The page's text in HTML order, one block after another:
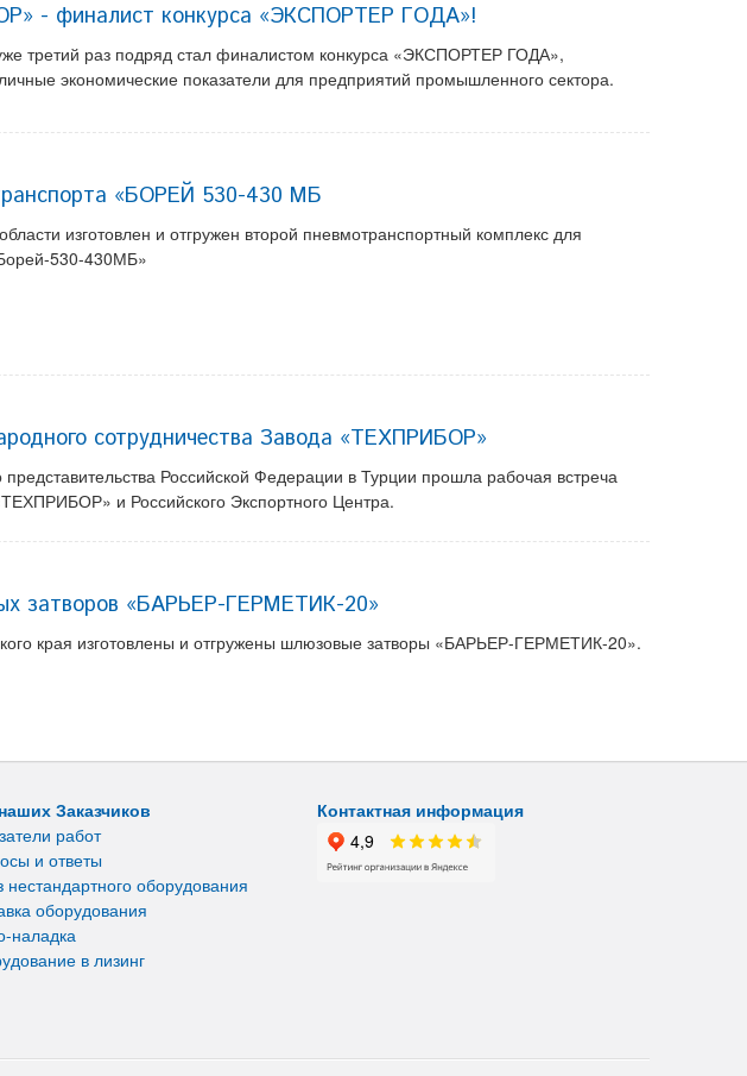
- финалист конкурса «ЭКСПОРТЕР ГОДА»!
третий раз подряд стал финалистом конкурса «ЭКСПОРТЕР ГОДА»,
экономические показатели для предприятий промышленного сектора.
«БОРЕЙ 530-430 МБ
изготовлен и отгружен второй пневмотранспортный комплекс для
530-430МБ»
сотрудничества Завода «ТЕХПРИБОР»
Российской Федерации в Турции прошла рабочая встреча
и Российского Экспортного Центра.
затворов «БАРЬЕР-ГЕРМЕТИК-20»
края изготовлены и отгружены шлюзовые затворы «БАРЬЕР-ГЕРМЕТИК-20».
Заказчиков
работ
и ответы
нестандартного оборудования
оборудования
наладка
в лизинг
Контактная информация